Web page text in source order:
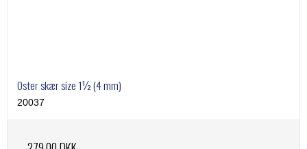
Oster skær size 1½ (4 mm)
20037